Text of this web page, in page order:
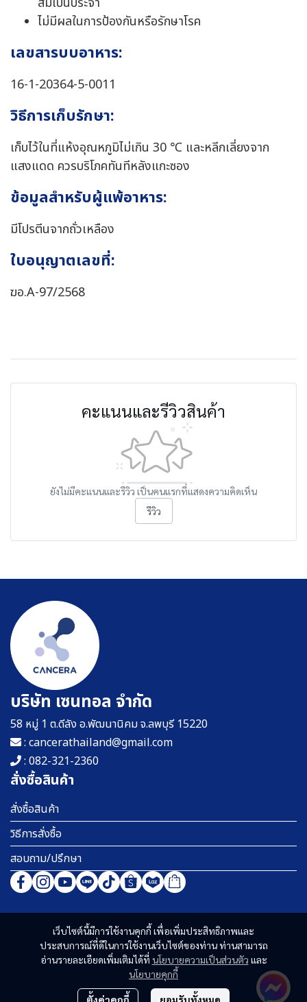
ไม่มีผลในการป้องกันหรือรักษาโรค
เลขสารบบอาหาร:
16-1-20364-5-0011
วิธีการเก็บรักษา:
เก็บไว้ในที่แห้งอุณหภูมิไม่เกิน 30 ℃ และหลีกเลี่ยงจาก
แสงแดด ควรบริโภคทันทีหลังแกะซอง
ข้อมูลสำหรับผู้แพ้อาหาร:
มีโปรตีนจากถั่วเหลือง
ใบอนุญาตเลขที่:
ฆอ.A-97/2568
คะแนนและรีวิวสินค้า
ยังไม่มีคะแนนและรีวิว เป็นคนแรกที่แสดงความคิดเห็น
รีวิว
เว็บไซต์นี้มีการใช้งานคุกกี้ เพื่อเพิ่มประสิทธิภาพและ
ประสบการณ์ที่ดีในการใช้งานเว็บไซต์ของท่าน ท่านสามารถ
อ่านรายละเอียดเพิ่มเติมได้ที่ นโยบายความเป็นส่วนตัว และ
นโยบายคุกกี้
ตั้งค่าคุกกี้ ยอมรับทั้งหมด
บริษัท เซนทอล จำกัด
58 หมู่ 1 ต.ดีลัง อ.พัฒนานิคม จ.ลพบุรี 15220
: cancerathailand@gmail.com
: 082-321-2360
สั่งซื้อสินค้า
สั่งซื้อสินค้า
วิธีการสั่งซื้อ
สอบถาม/ปรึกษา